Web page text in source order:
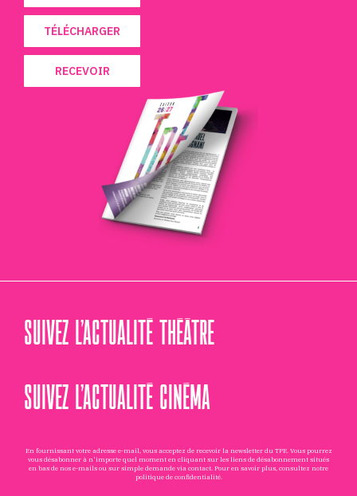
TÉLÉCHARGER
RECEVOIR
SUIVEZ L’ACTUALITÉ THÉÂTRE
SUIVEZ L’ACTUALITÉ CINÉMA
En fournissant votre adresse e-mail, vous acceptez de recevoir la newsletter du TPE. Vous pourrez
vous désabonner à n'importe quel moment en cliquant sur les liens de désabonnement situés
en bas de nos e-mails ou sur simple demande via contact. Pour en savoir plus, consultez notre
politique de confidentialité.